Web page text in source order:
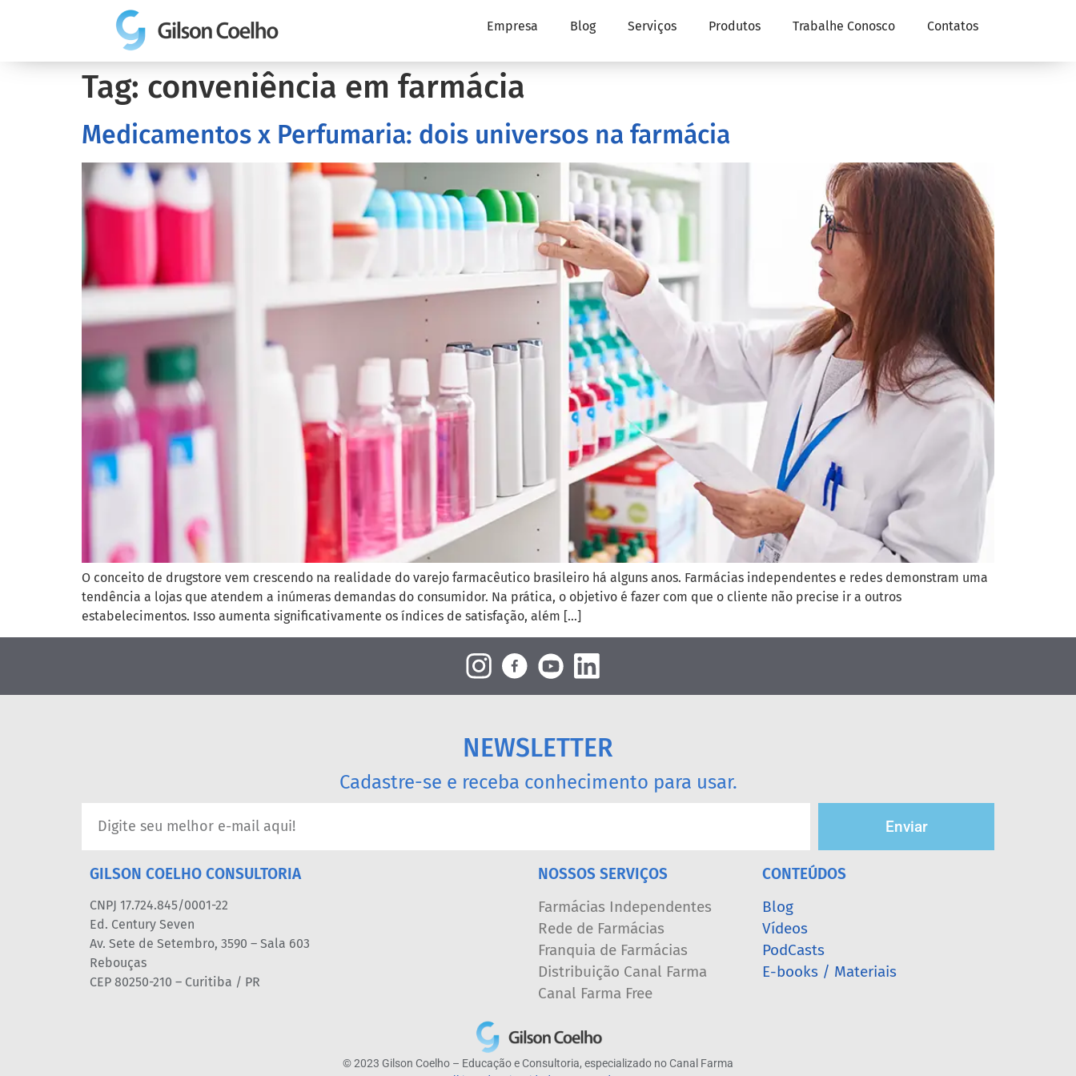
Empresa Blog Serviços Produtos Trabalhe Conosco Contatos
Tag: conveniência em farmácia
Medicamentos x Perfumaria: dois universos na farmácia
O conceito de drugstore vem crescendo na realidade do varejo farmacêutico brasileiro há alguns anos. Farmácias independentes e redes demonstram uma
tendência a lojas que atendem a inúmeras demandas do consumidor. Na prática, o objetivo é fazer com que o cliente não precise ir a outros
estabelecimentos. Isso aumenta significativamente os índices de satisfação, além […]
NEWSLETTER
Cadastre-se e receba conhecimento para usar.
Enviar
GILSON COELHO CONSULTORIA
CNPJ 17.724.845/0001-22
Ed. Century Seven
Av. Sete de Setembro, 3590 – Sala 603
Rebouças
CEP 80250-210 – Curitiba / PR
NOSSOS SERVIÇOS
Farmácias Independentes
Rede de Farmácias
Franquia de Farmácias
Distribuição Canal Farma
Canal Farma Free
CONTEÚDOS
Blog
Vídeos
PodCasts
E-books / Materiais
© 2023 Gilson Coelho – Educação e Consultoria, especializado no Canal Farma